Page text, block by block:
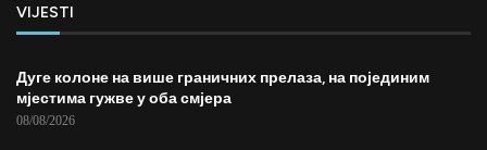
VIJESTI
Дуге колоне на више граничних прелаза, на појединим
мјестима гужве у оба смјера
08/08/2026